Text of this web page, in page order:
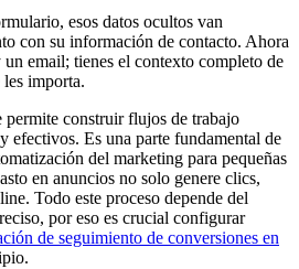
esos datos ocultos van
con su información de contacto. Ahora
email; tienes el contexto completo de
importa.
construir flujos de trabajo
efectivos. Es una parte fundamental de
del marketing para pequeñas
en anuncios no solo genere clics,
Todo este proceso depende del
por eso es crucial configurar
de seguimiento de conversiones en